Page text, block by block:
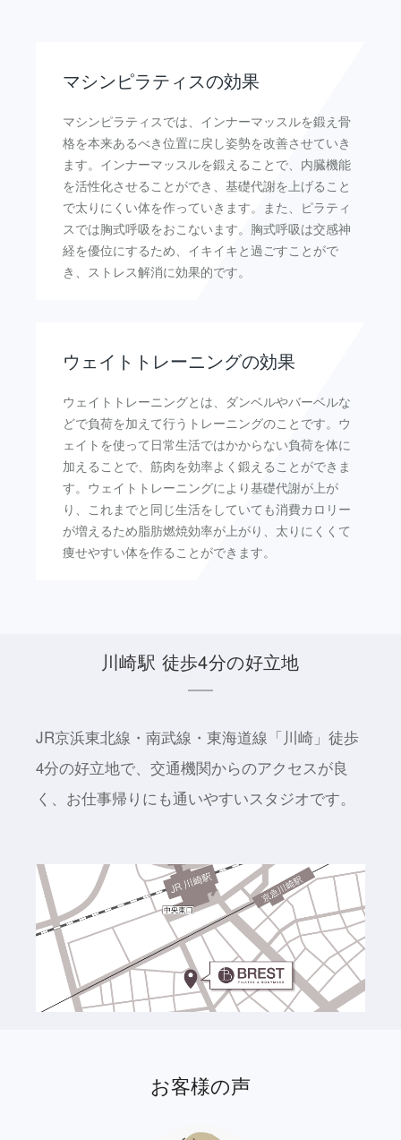
マシンピラティスの効果
マシンピラティスでは、インナーマッスルを鍛え骨
格を本来あるべき位置に戻し姿勢を改善させていき
ます。インナーマッスルを鍛えることで、内臓機能
を活性化させることができ、基礎代謝を上げること
で太りにくい体を作っていきます。また、ピラティ
スでは胸式呼吸をおこないます。胸式呼吸は交感神
経を優位にするため、イキイキと過ごすことがで
き、ストレス解消に効果的です。
ウェイトトレーニングの効果
ウェイトトレーニングとは、ダンベルやバーベルな
どで負荷を加えて行うトレーニングのことです。ウ
ェイトを使って日常生活ではかからない負荷を体に
加えることで、筋肉を効率よく鍛えることができま
す。ウェイトトレーニングにより基礎代謝が上が
り、これまでと同じ生活をしていても消費カロリー
が増えるため脂肪燃焼効率が上がり、太りにくくて
痩せやすい体を作ることができます。
川崎駅 徒歩4分の好立地
JR京浜東北線・南武線・東海道線「川崎」徒歩
4分の好立地で、交通機関からのアクセスが良
く、お仕事帰りにも通いやすいスタジオです。
お客様の声